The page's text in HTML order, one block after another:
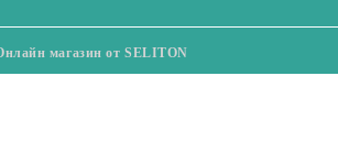
магазин от SELITON